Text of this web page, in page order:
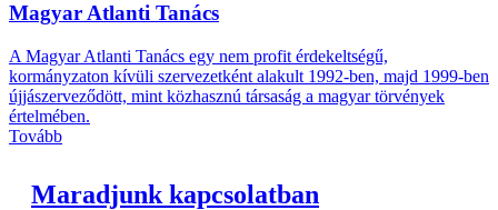
Magyar Atlanti Tanács
A Magyar Atlanti Tanács egy nem profit érdekeltségű,
kormányzaton kívüli szervezetként alakult 1992-ben, majd 1999-ben
újjászerveződött, mint közhasznú társaság a magyar törvények
értelmében.
Tovább
Maradjunk kapcsolatban